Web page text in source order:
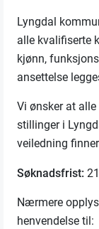
Lyngdal
alle kvalifiserte
kjønn,
ansettelse
Vi ønsker at
stillinger i
veiledning
Søknadsfrist:
Nærmere
henvendelse til: